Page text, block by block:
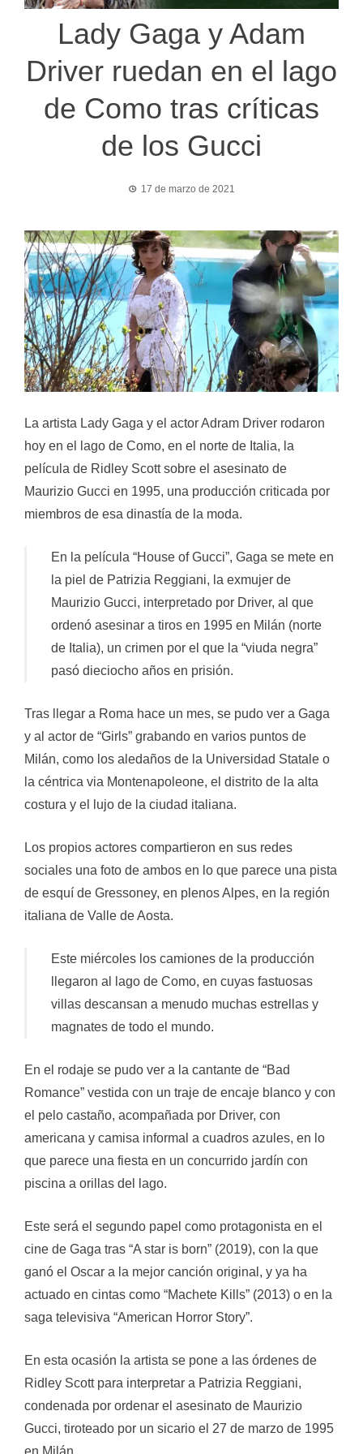
Lady Gaga y Adam
Driver ruedan en el lago
de Como tras críticas
de los Gucci
17 de marzo de 2021
La artista Lady Gaga y el actor Adram Driver rodaron
hoy en el lago de Como, en el norte de Italia, la
película de Ridley Scott sobre el asesinato de
Maurizio Gucci en 1995, una producción criticada por
miembros de esa dinastía de la moda.
En la película “House of Gucci”, Gaga se mete en
la piel de Patrizia Reggiani, la exmujer de
Maurizio Gucci, interpretado por Driver, al que
ordenó asesinar a tiros en 1995 en Milán (norte
de Italia), un crimen por el que la “viuda negra”
pasó dieciocho años en prisión.
Tras llegar a Roma hace un mes, se pudo ver a Gaga
y al actor de “Girls” grabando en varios puntos de
Milán, como los aledaños de la Universidad Statale o
la céntrica via Montenapoleone, el distrito de la alta
costura y el lujo de la ciudad italiana.
Los propios actores compartieron en sus redes
sociales una foto de ambos en lo que parece una pista
de esquí de Gressoney, en plenos Alpes, en la región
italiana de Valle de Aosta.
Este miércoles los camiones de la producción
llegaron al lago de Como, en cuyas fastuosas
villas descansan a menudo muchas estrellas y
magnates de todo el mundo.
En el rodaje se pudo ver a la cantante de “Bad
Romance” vestida con un traje de encaje blanco y con
el pelo castaño, acompañada por Driver, con
americana y camisa informal a cuadros azules, en lo
que parece una fiesta en un concurrido jardín con
piscina a orillas del lago.
Este será el segundo papel como protagonista en el
cine de Gaga tras “A star is born” (2019), con la que
ganó el Oscar a la mejor canción original, y ya ha
actuado en cintas como “Machete Kills” (2013) o en la
saga televisiva “American Horror Story”.
En esta ocasión la artista se pone a las órdenes de
Ridley Scott para interpretar a Patrizia Reggiani,
condenada por ordenar el asesinato de Maurizio
Gucci, tiroteado por un sicario el 27 de marzo de 1995